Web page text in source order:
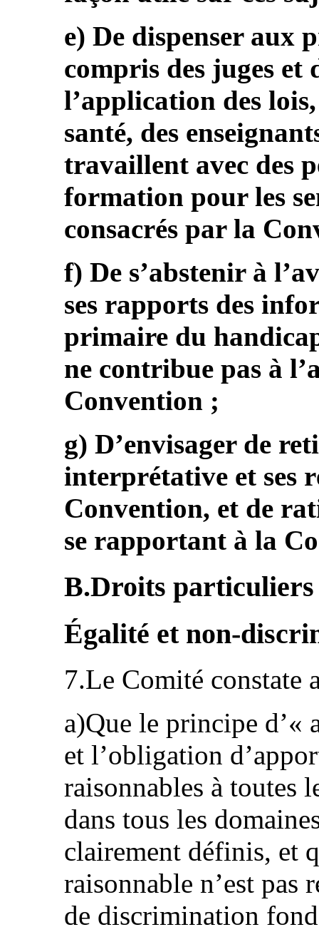
e) De dispenser aux
compris des juges et
l’application des
santé, des
travaillent avec des
formation pour les
consacrés par la
f) De s’abstenir à
ses rapports des
primaire du
ne contribue pas à
Convention ;
g) D’envisager de
interprétative et ses
Convention, et de
se rapportant à la
B.Droits particuliers
Égalité et non-
7.Le Comité constate
a)Que le principe d’«
et l’obligation
raisonnables à toutes
dans tous les
clairement définis, et
raisonnable n’est pas
de discrimination